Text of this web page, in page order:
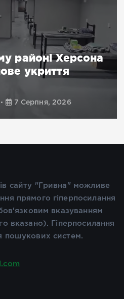
районі Херсона
укриття
7 Серпня, 2026
сайту "Гривна" можливе
прямого гіперпосилання
вказуванням
вказано). Гіперпосилання
пошукових систем.